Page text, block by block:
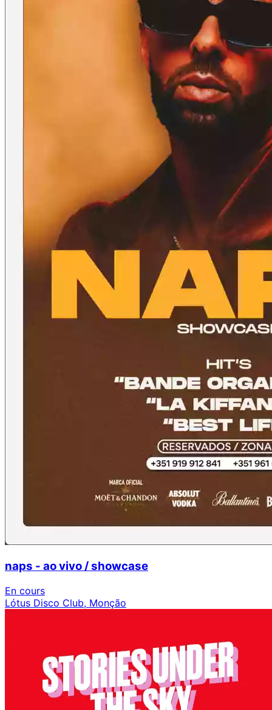
naps - ao vivo / showcase
En cours
Lótus Disco Club, Monção